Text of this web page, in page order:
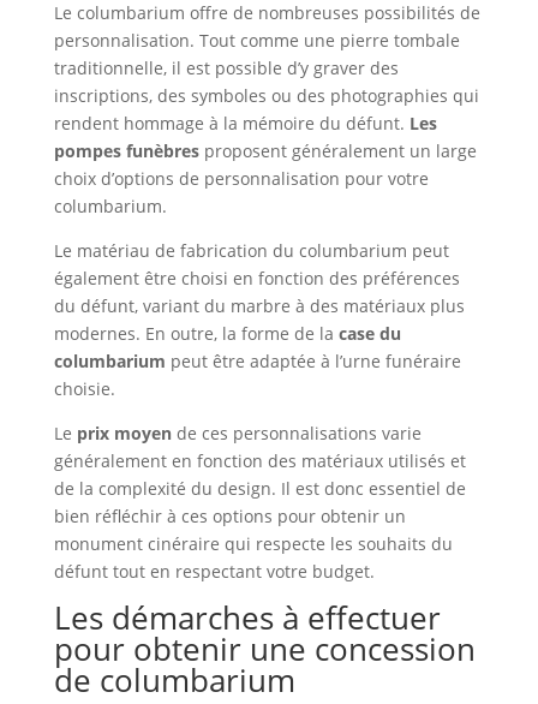
Le columbarium offre de nombreuses possibilités de
personnalisation. Tout comme une pierre tombale
traditionnelle, il est possible d’y graver des
inscriptions, des symboles ou des photographies qui
rendent hommage à la mémoire du défunt. Les
pompes funèbresproposent généralement un large
choix d’options de personnalisation pour votre
columbarium.
Le matériau de fabrication du columbarium peut
également être choisi en fonction des préférences
du défunt, variant du marbre à des matériaux plus
modernes. En outre, la forme de la case du
columbarium peut être adaptée à l’urne funéraire
choisie.
Le prix moyende ces personnalisations varie
généralement en fonction des matériaux utilisés et
de la complexité du design. Il est donc essentiel de
bien réfléchir à ces options pour obtenir un
monument cinéraire qui respecte les souhaits du
défunt tout en respectant votre budget.
Les démarches à effectuer
pour obtenir une concession
de columbarium